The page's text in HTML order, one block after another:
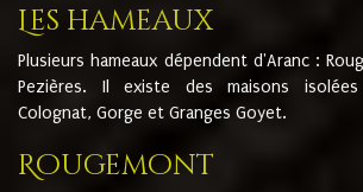
Les hameaux
Plusieurs hameaux dépendent d'Aranc :
Pezières. Il existe des maisons isolées
Colognat, Gorge et Granges Goyet.
Rougemont